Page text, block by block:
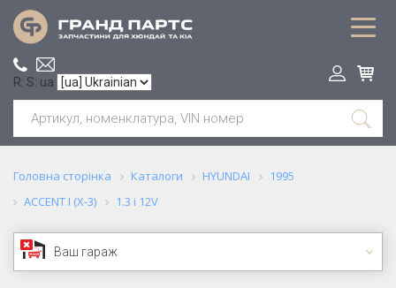
R: S: ua
Головна сторінка Каталоги HYUNDAI
1995
ACCENT I (X-3)
1.3 i 12V
Ваш гараж